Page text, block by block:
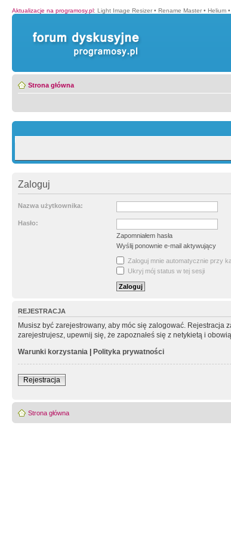
Aktualizacje na programosy.pl: Light Image Resizer • Rename Master • Helium •
Strona główna
Zaloguj
Nazwa użytkownika:
Hasło:
Zapomniałem hasła
Wyślij ponownie e-mail aktywujący
Zaloguj mnie automatycznie przy
Ukryj mój status w tej sesji
REJESTRACJA
Musisz być zarejestrowany, aby móc się zalogować.
zarejestrujesz, upewnij się, że zapoznałeś się z netykietą i
Warunki korzystania | Polityka prywatności
Rejestracja
Strona główna